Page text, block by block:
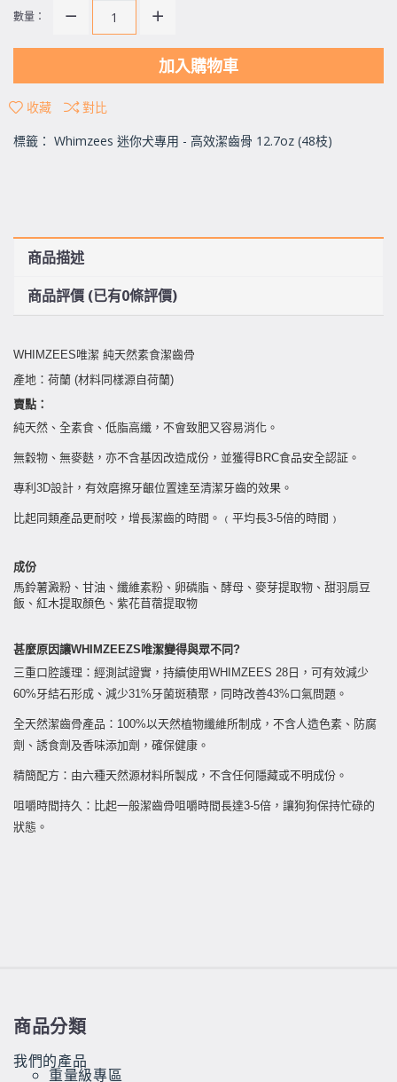
數量：
加入購物車
收藏
對比
標籤： Whimzees 迷你犬專用 - 高效潔齒骨 12.7oz (48枝)
商品描述
商品評價 (已有0條評價)
WHIMZEES唯潔 純天然素食潔齒骨
產地：荷蘭 (材料同樣源自荷蘭)
賣點：
純天然、全素食、低脂高纖，不會致肥又容易消化。
無穀物、無麥麩，亦不含基因改造成份，並獲得BRC食品安全認証。
專利3D設計，有效磨擦牙齦位置達至清潔牙齒的效果。
比起同類產品更耐咬，增長潔齒的時間。﹙平均長3-5倍的時間﹚
成份
馬鈴薯澱粉、甘油、纖維素粉、卵磷脂、酵母、麥芽提取物、甜羽扇豆
飯、紅木提取顏色、紫花苜蓿提取物
甚麼原因讓WHIMZEEZS唯潔變得與眾不同?
三重口腔護理：經測試證實，持續使用WHIMZEES 28日，可有效減少
60%牙結石形成、減少31%牙菌斑積聚，同時改善43%口氣問題。
全天然潔齒骨產品：100%以天然植物纖維所制成，不含人造色素、防腐
劑、誘食劑及香味添加劑，確保健康。
精簡配方：由六種天然源材料所製成，不含任何隱藏或不明成份。
咀嚼時間持久：比起一般潔齒骨咀嚼時間長達3-5倍，讓狗狗保持忙碌的
狀態。
商品分類
我們的產品
重量級專區